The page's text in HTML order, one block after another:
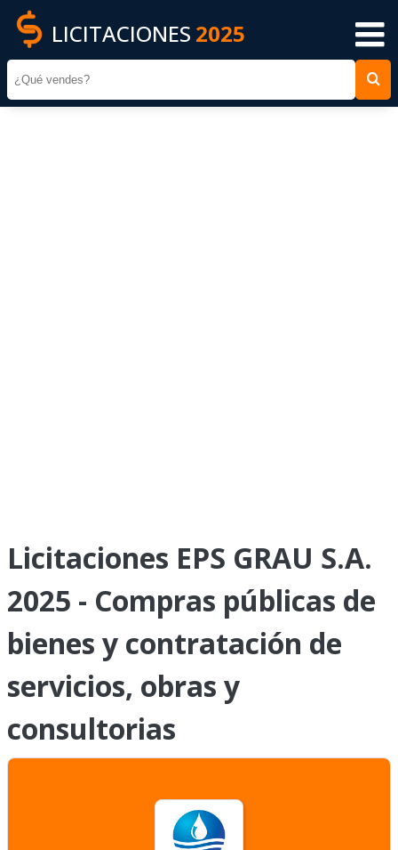
LICITACIONES 2025
Licitaciones EPS GRAU S.A.
2025 - Compras públicas de
bienes y contratación de
servicios, obras y
consultorias